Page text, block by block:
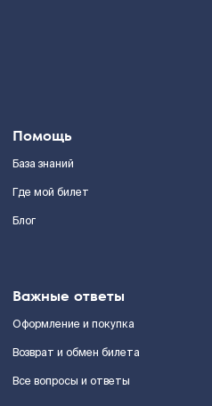
Помощь
База знаний
Где мой билет
Блог
Важные ответы
Оформление и покупка
Возврат и обмен билета
Все вопросы и ответы